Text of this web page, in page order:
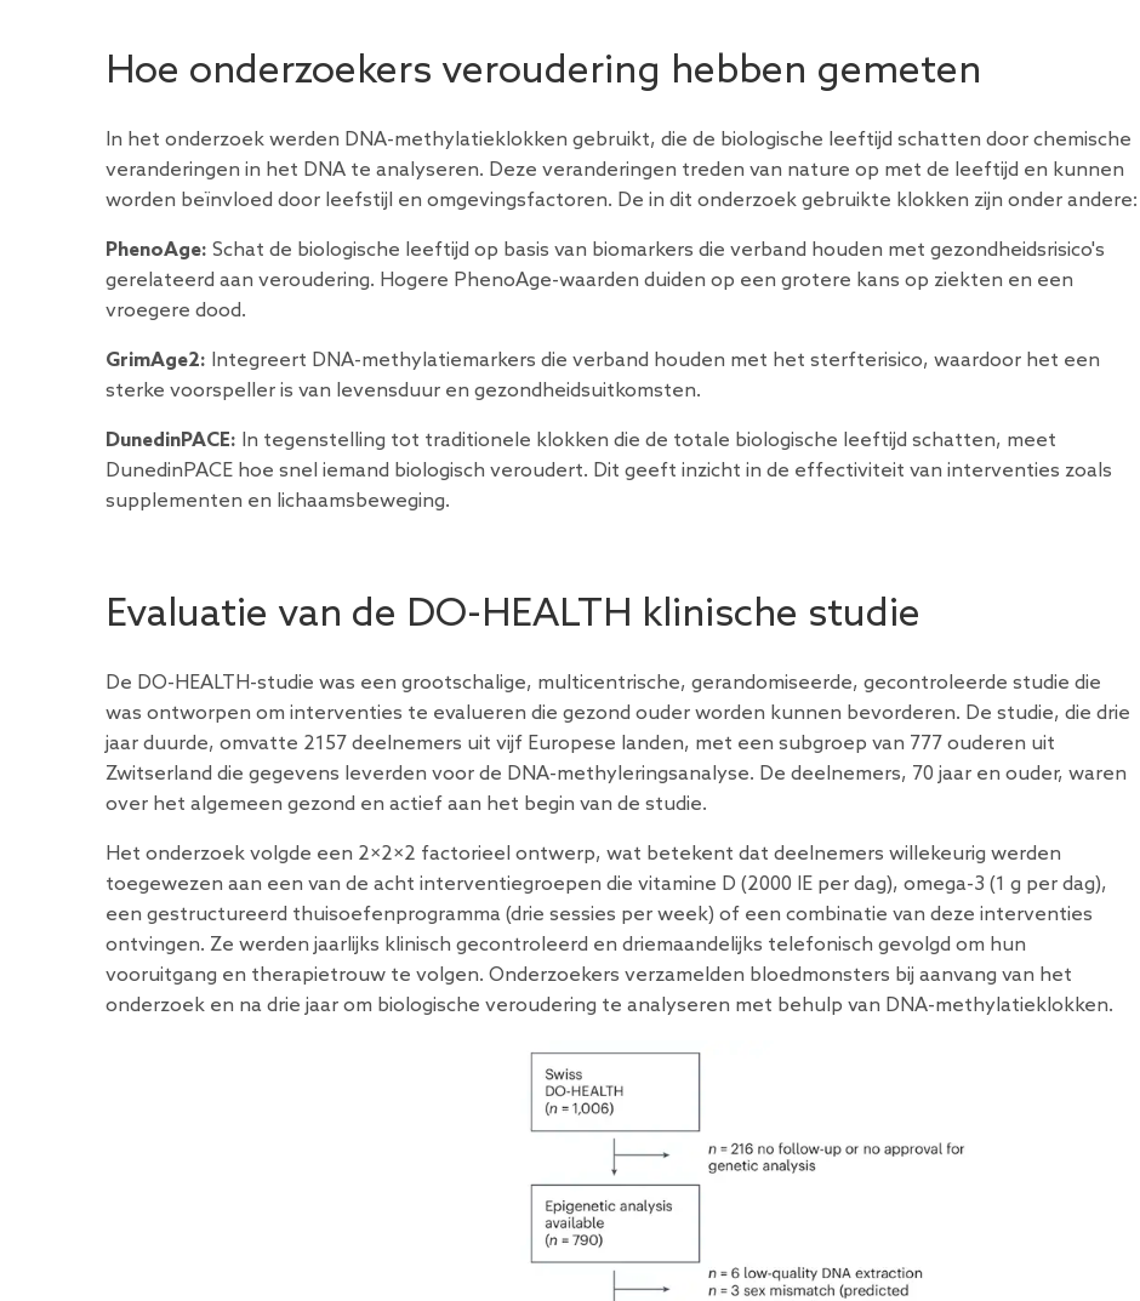
Hoe onderzoekers veroudering hebben gemeten
In het onderzoek werden DNA-methylatieklokken gebruikt, die de biologische leeftijd schatten door chemische
veranderingen in het DNA te analyseren. Deze veranderingen treden van nature op met de leeftijd en kunnen
worden beïnvloed door leefstijl en omgevingsfactoren. De in dit onderzoek gebruikte klokken zijn onder andere:
PhenoAge: Schat de biologische leeftijd op basis van biomarkers die verband houden met gezondheidsrisico's
gerelateerd aan veroudering. Hogere PhenoAge-waarden duiden op een grotere kans op ziekten en een
vroegere dood.
GrimAge2: Integreert DNA-methylatiemarkers die verband houden met het sterfterisico, waardoor het een
sterke voorspeller is van levensduur en gezondheidsuitkomsten.
DunedinPACE: In tegenstelling tot traditionele klokken die de totale biologische leeftijd schatten, meet
DunedinPACE hoe snel iemand biologisch veroudert. Dit geeft inzicht in de effectiviteit van interventies zoals
supplementen en lichaamsbeweging.
Evaluatie van de DO-HEALTH klinische studie
De DO-HEALTH-studie was een grootschalige, multicentrische, gerandomiseerde, gecontroleerde studie die
was ontworpen om interventies te evalueren die gezond ouder worden kunnen bevorderen. De studie, die drie
jaar duurde, omvatte 2157 deelnemers uit vijf Europese landen, met een subgroep van 777 ouderen uit
Zwitserland die gegevens leverden voor de DNA-methyleringsanalyse. De deelnemers, 70 jaar en ouder, waren
over het algemeen gezond en actief aan het begin van de studie.
Het onderzoek volgde een 2×2×2 factorieel ontwerp, wat betekent dat deelnemers willekeurig werden
toegewezen aan een van de acht interventiegroepen die vitamine D (2000 IE per dag), omega-3 (1 g per dag),
een gestructureerd thuisoefenprogramma (drie sessies per week) of een combinatie van deze interventies
ontvingen. Ze werden jaarlijks klinisch gecontroleerd en driemaandelijks telefonisch gevolgd om hun
vooruitgang en therapietrouw te volgen. Onderzoekers verzamelden bloedmonsters bij aanvang van het
onderzoek en na drie jaar om biologische veroudering te analyseren met behulp van DNA-methylatieklokken.